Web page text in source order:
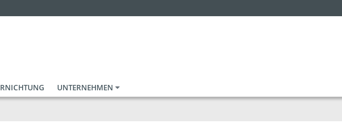
UNTERNEHMEN